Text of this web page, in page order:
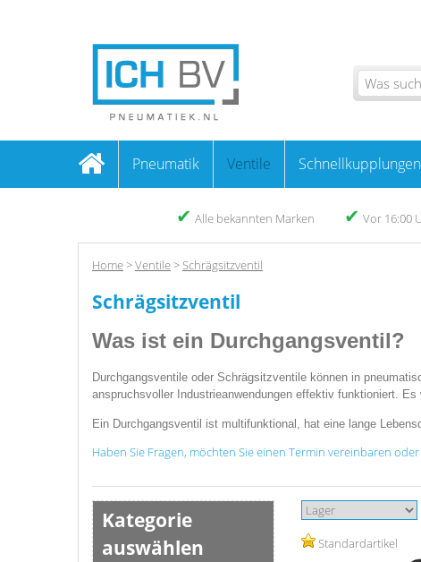
Pneumatik Ventile Schnellkupplungen
✔ Alle bekannten Marken ✔ Vor 16:00
Home>Ventile>Schrägsitzventil
Schrägsitzventil
Was ist ein Durchgangsventil?
Durchgangsventile oder Schrägsitzventile können in
anspruchsvoller Industrieanwendungen effektiv funktioniert.
Ein Durchgangsventil ist multifunktional, hat eine lange
Haben Sie Fragen, möchten Sie einen Termin vereinbaren
Kategorie
auswählen
Standardartikel